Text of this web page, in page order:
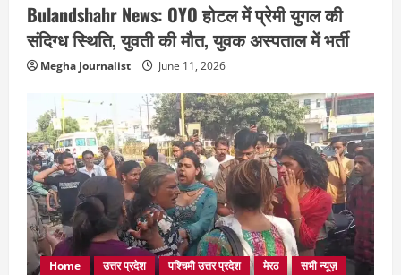
Bulandshahr News: OYO होटल में प्रेमी युगल की
संदिग्ध स्थिति, युवती की मौत, युवक अस्पताल में भर्ती
Megha Journalist June 11, 2026
Home उत्तर प्रदेश पश्चिमी उत्तर प्रदेश मेरठ सभी न्यूज़